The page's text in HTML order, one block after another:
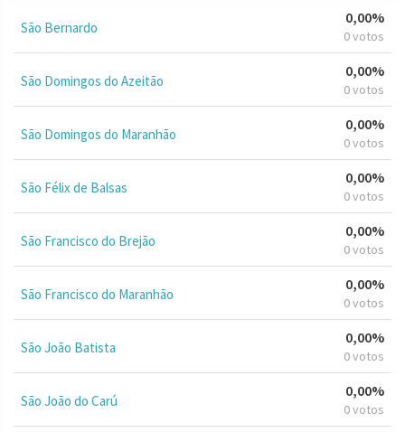
São Bernardo
0,00%
0 votos
São Domingos do Azeitão
0,00%
0 votos
São Domingos do Maranhão
0,00%
0 votos
São Félix de Balsas
0,00%
0 votos
São Francisco do Brejão
0,00%
0 votos
São Francisco do Maranhão
0,00%
0 votos
São João Batista
0,00%
0 votos
São João do Carú
0,00%
0 votos